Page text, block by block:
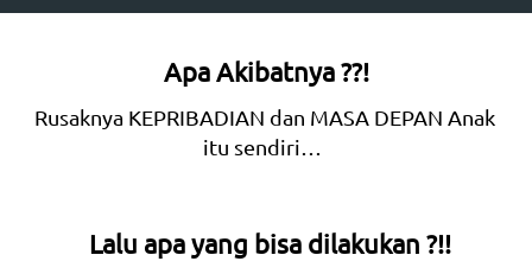
Apa Akibatnya ??!
Rusaknya KEPRIBADIAN dan MASA DEPAN Anak
itu sendiri…
Lalu apa yang bisa dilakukan ?!!